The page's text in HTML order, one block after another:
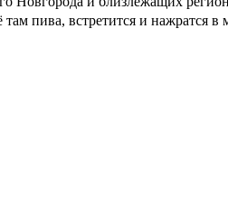
пива, встретится и нажратся в